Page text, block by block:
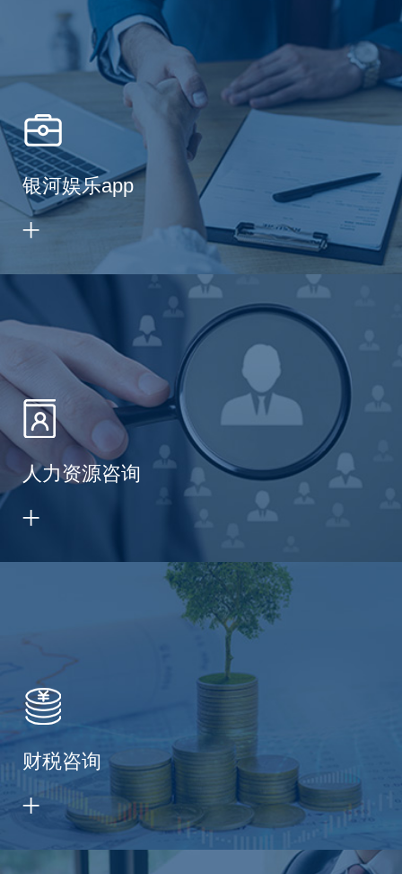
银河娱乐app
人力资源咨询
财税咨询